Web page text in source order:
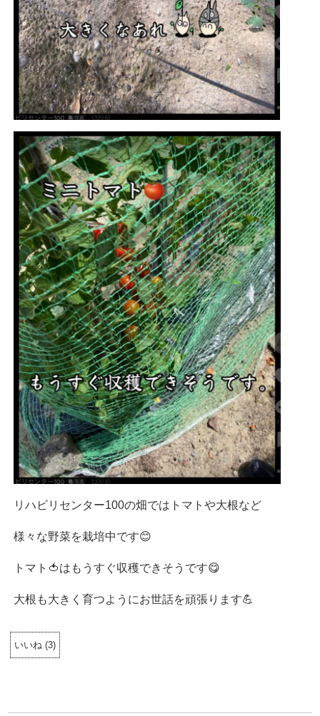
リハビリセンター100の畑ではトマトや大根など
様々な野菜を栽培中です😊
トマト🍅はもうすぐ収穫できそうです😋
大根も大きく育つようにお世話を頑張ります💪
いいね (3)